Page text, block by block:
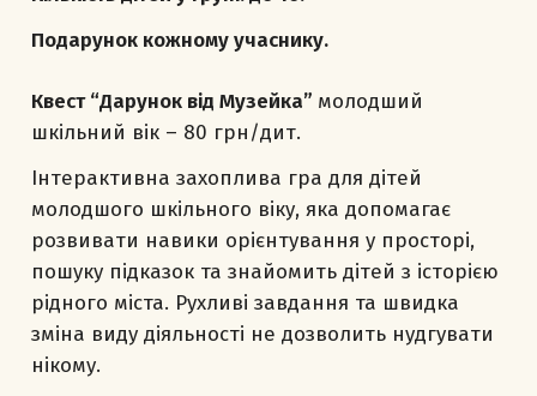
Подарунок кожному учаснику.
Квест “Дарунок від Музейка” молодший
шкільний вік – 80 грн/дит.
Інтерактивна захоплива гра для дітей
молодшого шкільного віку, яка допомагає
розвивати навики орієнтування у просторі,
пошуку підказок та знайомить дітей з історією
рідного міста. Рухливі завдання та швидка
зміна виду діяльності не дозволить нудгувати
нікому.